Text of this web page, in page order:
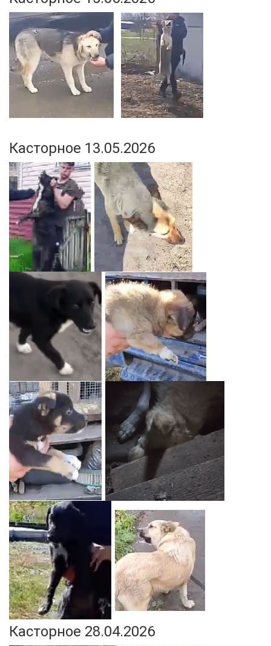
Касторное 13.05.2026
Касторное 28.04.2026